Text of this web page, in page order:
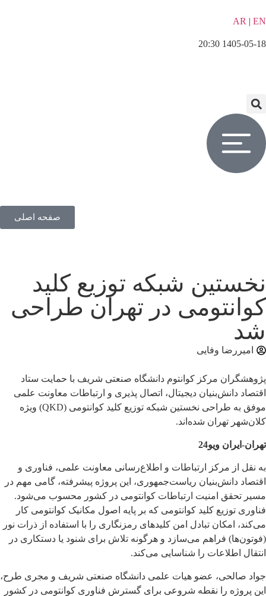
AR | EN
1405-05-18 20:30
صفحه اصلی
نخستین شبکه توزیع کلید
کوانتومی در تهران طراحی
شد
امیررضا وفایی
پژوهشگران مرکز کوانتوم دانشگاه صنعتی شریف با حمایت ستاد
اقتصاد دانش‌بنیان دیجیتال، اتصال پذیری و ارتباطات معاونت علمی
موفق به طراحی نخستین شبکه توزیع کلید کوانتومی (QKD) ویژه
کلان‌شهر تهران شده‌اند.
تهران-ایران ویو24
به نقل از مرکز ارتباطات و اطلاع‌رسانی معاونت علمی، فناوری و
اقتصاد دانش‌بنیان ریاست‌جمهوری، این پروژه پیشرفته، گامی مهم در
مسیر تحقق امنیت ارتباطات کوانتومی در کشور محسوب می‌شود.
فناوری توزیع کلید کوانتومی که بر پایه اصول مکانیک کوانتومی کار
می‌کند، امکان تبادل امن کلیدهای رمزنگاری را با استفاده از ذرات نور
(فوتون‌ها) فراهم می‌سازد و هرگونه تلاش برای شنود یا دستکاری در
انتقال اطلاعات را شناسایی می‌کند.
جواد صالحی، عضو هیات علمی دانشگاه صنعتی شریف و مجری طرح،
این پروژه را نقطه شروعی برای گسترش فناوری کوانتومی در کشور